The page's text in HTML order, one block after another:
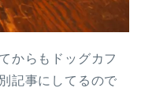
からもドッグカフ
記事にしてるので